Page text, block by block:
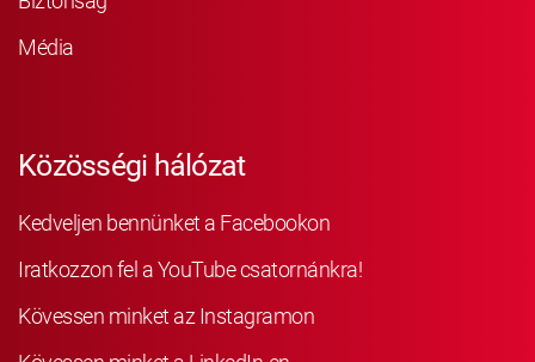
Média
Közösségi hálózat
Kedveljen bennünket a Facebookon
Iratkozzon fel a YouTube csatornánkra!
Kövessen minket az Instagramon